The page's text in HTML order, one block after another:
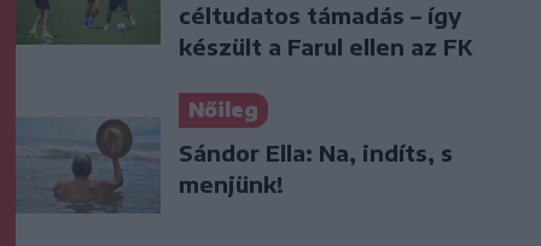
céltudatos támadás – így
készült a Farul ellen az FK
Nőileg
Sándor Ella: Na, indíts, s
menjünk!